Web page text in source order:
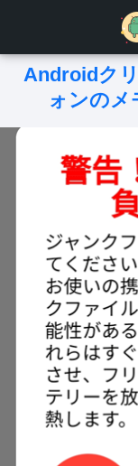
Androidク
ォンのメ